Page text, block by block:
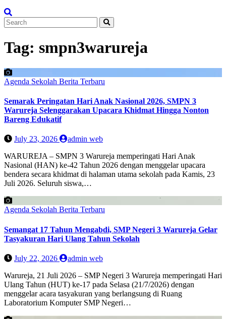
Tag: smpn3warureja
Agenda Sekolah Berita Terbaru
Semarak Peringatan Hari Anak Nasional 2026, SMPN 3
Warureja Selenggarakan Upacara Khidmat Hingga Nonton
Bareng Edukatif
July 23, 2026
admin web
WARUREJA – SMPN 3 Warureja memperingati Hari Anak
Nasional (HAN) ke-42 Tahun 2026 dengan menggelar upacara
bendera secara khidmat di halaman utama sekolah pada Kamis, 23
Juli 2026. Seluruh siswa,…
Agenda Sekolah Berita Terbaru
Semangat 17 Tahun Mengabdi, SMP Negeri 3 Warureja Gelar
Tasyakuran Hari Ulang Tahun Sekolah
July 22, 2026
admin web
Warureja, 21 Juli 2026 – SMP Negeri 3 Warureja memperingati Hari
Ulang Tahun (HUT) ke-17 pada Selasa (21/7/2026) dengan
menggelar acara tasyakuran yang berlangsung di Ruang
Laboratorium Komputer SMP Negeri…